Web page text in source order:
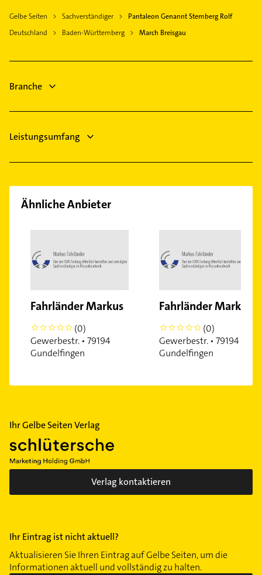
Ettenheim
Elzach
Heizung & Sanitär
Lüftungsanlagen
Heizungsfirmen
Immobilien
Immobilienmakler
Gelbe Seiten Sachverständiger
Pantaleon Genannt Stemberg Rolf
Deutschland
Baden-Württemberg March Breisgau
Branche
Leistungsumfang
Ähnliche Anbieter
Fahrländer Markus
0
(0)
Gewerbestr. • 79194
Gundelfingen
Fahrländer Markus
0
(0)
Gewerbestr. • 79194
Gundelfingen
Ihr Gelbe Seiten Verlag
Verlag kontaktieren
Ihr Eintrag ist nicht aktuell?
Aktualisieren Sie Ihren Eintrag auf Gelbe Seiten, um die
Informationen aktuell und vollständig zu halten.